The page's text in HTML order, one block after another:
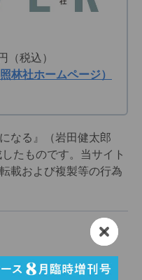
（税込）
林社ホームページ）
なる』（岩田健太郎
たものです。当サイト
載および複製等の行為